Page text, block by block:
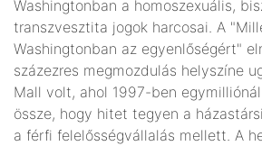
Washingtonban a homoszexuális,
transzvesztita jogok harcosai. A
Washingtonban az egyenlőségért"
százezres megmozdulás helyszíne
Mall volt, ahol 1997-ben
össze, hogy hitet tegyen a
a férfi felelősségvállalás mellett. A